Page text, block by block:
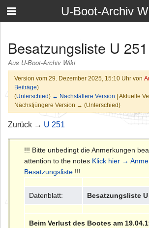
U-Boot-Archiv
Besatzungsliste U 251
Aus U-Boot-Archiv Wiki
Version vom 29. Dezember 2025, 15:10 Uhr von
Beiträge)
(Unterschied) ← Nächstältere Version | Aktuelle
Nächstjüngere Version → (Unterschied)
Zurück → U 251
!!! Bitte unbedingt die Anmerkungen
attention to the notes Klick hier →
Besatzungsliste !!!
Datenblatt: Besatzungsliste U
Beim Verlust des Bootes am